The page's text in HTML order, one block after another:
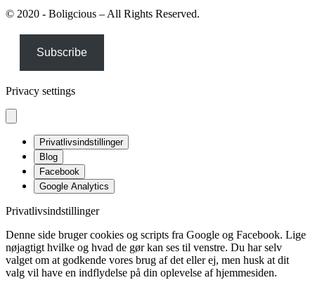
© 2020 - Boligcious – All Rights Reserved.
Subscribe
Privacy settings
Privatlivsindstillinger
Blog
Facebook
Google Analytics
Privatlivsindstillinger
Denne side bruger cookies og scripts fra Google og Facebook. Lige
nøjagtigt hvilke og hvad de gør kan ses til venstre. Du har selv
valget om at godkende vores brug af det eller ej, men husk at dit
valg vil have en indflydelse på din oplevelse af hjemmesiden.